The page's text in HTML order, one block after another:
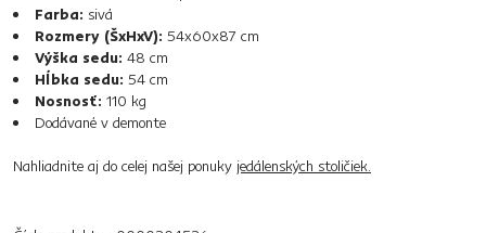
Farba: sivá
Rozmery (ŠxHxV): 54x60x87 cm
Výška sedu: 48 cm
Hĺbka sedu: 54 cm
Nosnosť: 110 kg
Dodávané v demonte
Nahliadnite aj do celej našej ponuky jedálenských stoličiek.